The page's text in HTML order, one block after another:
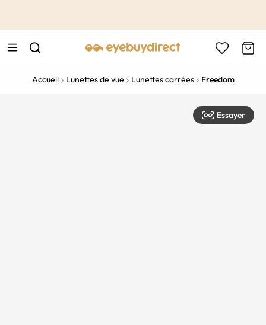
Accueil Lunettes de vue Lunettes carrées Freedom
Essayer